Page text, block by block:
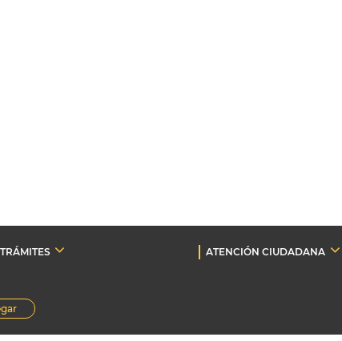
TRÁMITES
ATENCIÓN CIUDADANA